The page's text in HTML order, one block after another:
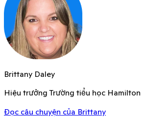
Brittany Daley
Hiệu trưởng Trường tiểu học Hamilton
Đọc câu chuyện của Brittany